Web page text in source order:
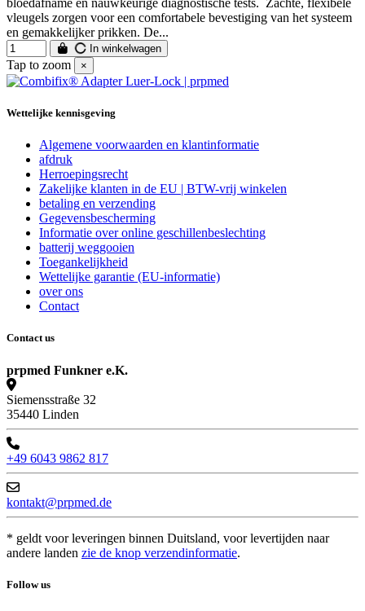
bloedafname en nauwkeurige diagnostische tests. Zachte, flexibele
vleugels zorgen voor een comfortabele bevestiging van het systeem
en gemakkelijker prikken. De...
In winkelwagen
Tap to zoom ×
Wettelijke kennisgeving
Algemene voorwaarden en klantinformatie
afdruk
Herroepingsrecht
Zakelijke klanten in de EU | BTW-vrij winkelen
betaling en verzending
Gegevensbescherming
Informatie over online geschillenbeslechting
batterij weggooien
Toegankelijkheid
Wettelijke garantie (EU-informatie)
over ons
Contact
Contact us
prpmed Funkner e.K.
Siemensstraße 32
35440 Linden
+49 6043 9862 817
kontakt@prpmed.de
* geldt voor leveringen binnen Duitsland, voor levertijden naar
andere landen zie de knop verzendinformatie.
Follow us